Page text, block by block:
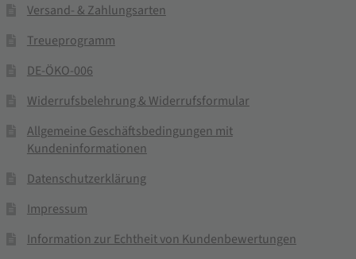
Versand- & Zahlungsarten
Treueprogramm
DE-ÖKO-006
Widerrufsbelehrung & Widerrufsformular
Allgemeine Geschäftsbedingungen mit
Kundeninformationen
Datenschutzerklärung
Impressum
Information zur Echtheit von Kundenbewertungen